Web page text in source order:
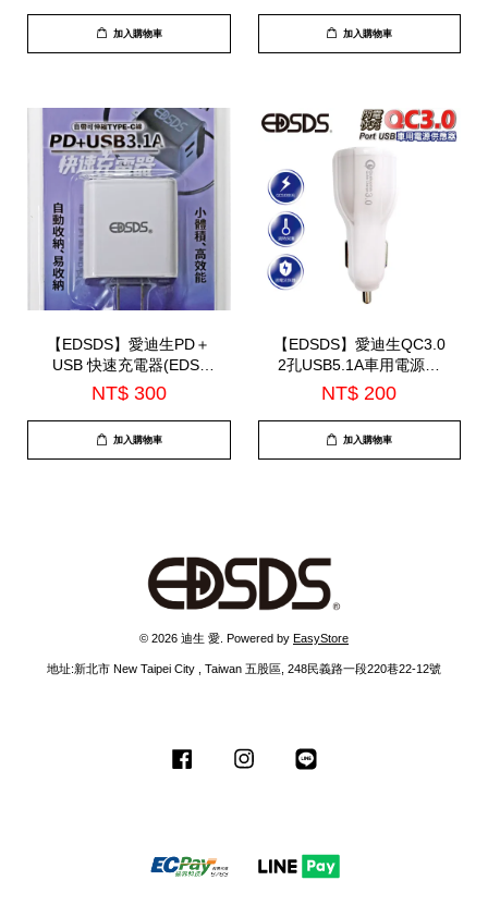
加入購物車 加入購物車
【EDSDS】愛迪生PD＋
USB 快速充電器(EDS-
USB142)
NT$ 300
加入購物車
【EDSDS】愛迪生QC3.0
2孔USB5.1A車用電源供
應器(EDS-USB34)
NT$ 200
加入購物車
© 2026 迪生 愛. Powered by EasyStore
地址:新北市 New Taipei City , Taiwan 五股區, 248民義路一段220巷22-12號
Facebook Instagram